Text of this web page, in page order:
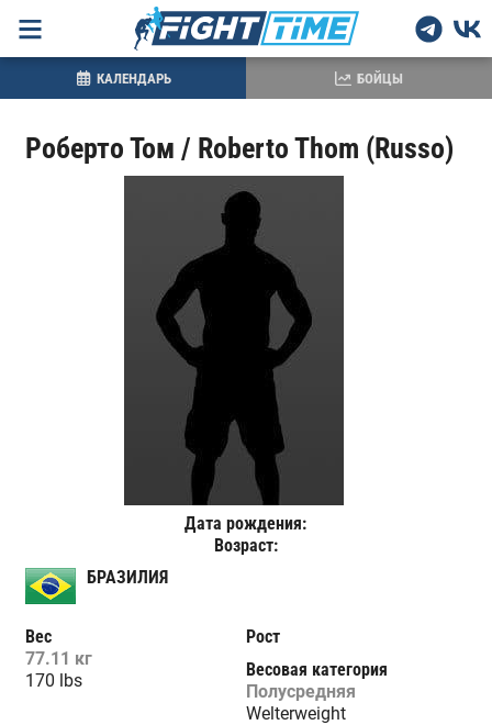
Роберто Том / Roberto Thom (Russo)
Дата рождения:
Возраст:
БРАЗИЛИЯ
Вес
77.11 кг
170 lbs
Рост
Весовая категория
Полусредняя
Welterweight
КАЛЕНДАРЬ БОЙЦЫ